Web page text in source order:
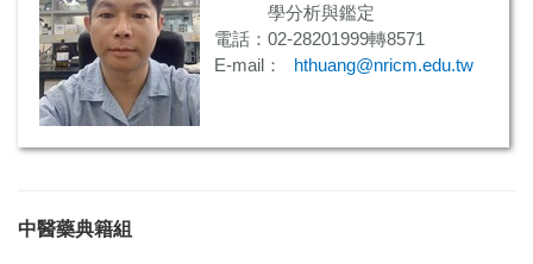
學分析與鑑定
電話：02-28201999轉8571
E-mail：
hthuang@nricm.edu.tw
中醫藥典籍組